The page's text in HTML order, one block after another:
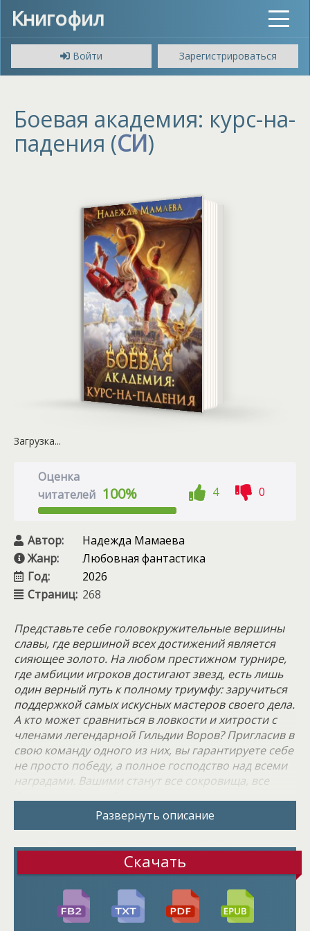
Книгофил
Toggle
Войти
Зарегистрироваться
Боевая академия: курс-на-
падения (СИ)
Загрузка...
Оценка
читателей 100% 4 0
Автор:
Надежда Мамаева
Жанр:
Любовная фантастика
Год:
2026
Страниц: 268
Представьте себе головокружительные вершины
славы, где вершиной всех достижений является
сияющее золото. На любом престижном турнире,
где амбиции игроков достигают звезд, есть лишь
один верный путь к полному триумфу: заручиться
поддержкой самых искусных мастеров своего дела.
А кто может сравниться в ловкости и хитрости с
членами легендарной Гильдии Воров? Пригласив в
свою команду одного из них, вы гарантируете себе
не просто победу, а полное господство над всеми
наградами. Вашими станут все сокровища, все
сможет вместить ваш самый вместительный
мешок. И, конечно, никакие награды не ускользнут
собственных ногах, несущих вас к вершине успеха.
Однако, моя цель простирается далеко за пределы
этого сверкающего изобилия. Мой взгляд
прикован к одному уникальному предмету –
величественному кубку, покоящемуся в самом
Развернуть описание
Скачать